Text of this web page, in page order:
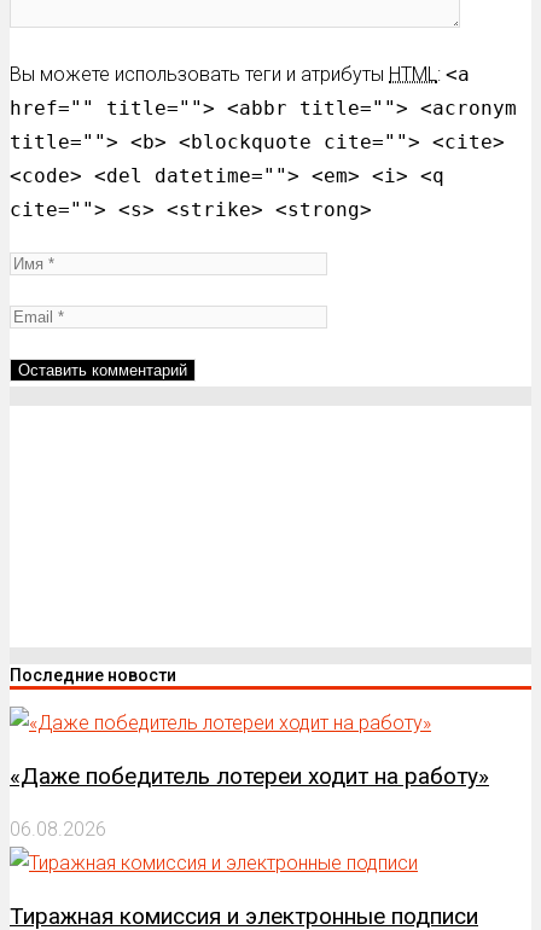
Вы можете использовать теги и атрибуты HTML: <a
href="" title=""> <abbr title=""> <acronym
title=""> <b> <blockquote cite=""> <cite>
<code> <del datetime=""> <em> <i> <q
cite=""> <s> <strike> <strong>
Последние новости
«Даже победитель лотереи ходит на работу»
06.08.2026
Тиражная комиссия и электронные подписи